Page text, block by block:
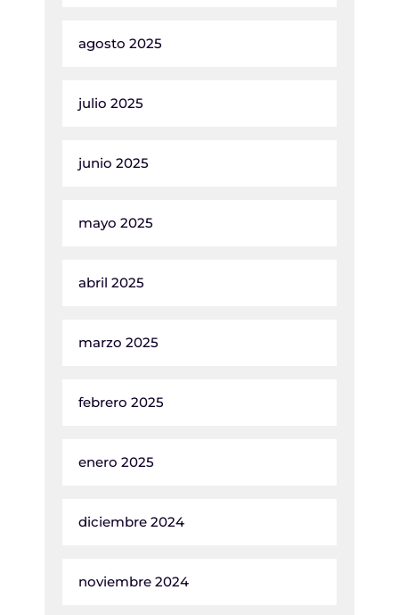
agosto 2025
julio 2025
junio 2025
mayo 2025
abril 2025
marzo 2025
febrero 2025
enero 2025
diciembre 2024
noviembre 2024